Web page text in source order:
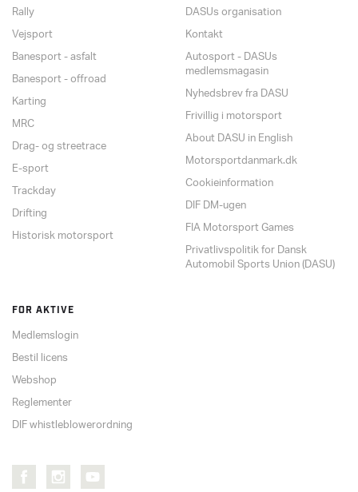
Rally
Vejsport
Banesport - asfalt
Banesport - offroad
Karting
MRC
Drag- og streetrace
E-sport
Trackday
Drifting
Historisk motorsport
DASUs organisation
Kontakt
Autosport - DASUs
medlemsmagasin
Nyhedsbrev fra DASU
Frivillig i motorsport
About DASU in English
Motorsportdanmark.dk
Cookieinformation
DIF DM-ugen
FIA Motorsport Games
Privatlivspolitik for Dansk
Automobil Sports Union (DASU)
FOR AKTIVE
Medlemslogin
Bestil licens
Webshop
Reglementer
DIF whistleblowerordning